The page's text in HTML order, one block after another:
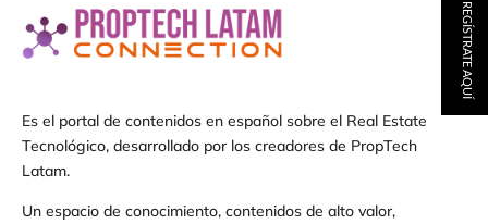
Es el portal de contenidos en español sobre el Real Estate
Tecnológico, desarrollado por los creadores de PropTech
Latam.
Un espacio de conocimiento, contenidos de alto valor,
REGÍSTRATE AQUÍ